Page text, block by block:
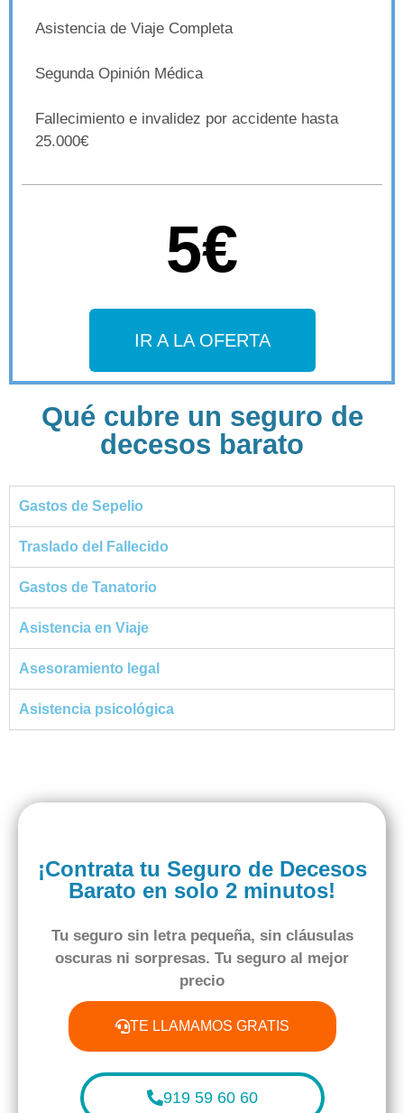
Asistencia de Viaje Completa
Segunda Opinión Médica
Fallecimiento e invalidez por accidente hasta
25.000€
5€
IR A LA OFERTA
Qué cubre un seguro de
decesos barato
Gastos de Sepelio
Traslado del Fallecido
Gastos de Tanatorio
Asistencia en Viaje
Asesoramiento legal
Asistencia psicológica
¡Contrata tu Seguro de Decesos
Barato en solo 2 minutos!
Tu seguro sin letra pequeña, sin cláusulas
oscuras ni sorpresas. Tu seguro al mejor
precio
TE LLAMAMOS GRATIS
919 59 60 60